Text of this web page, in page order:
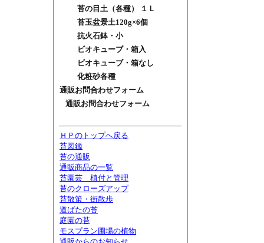
苔の目土（各種） １Ｌ
苔玉盆景土120g×6個
抗火石鉢・小
ビオキューブ・箱入
ビオキューブ・箱なし
化粧砂各種
通販お問合わせフォーム
通販お問合わせフォーム
ＨＰのトップへ戻る
苔図鑑
苔の通販
通販商品の一覧
苔園芸 植付と管理
苔のクローズアップ
苔散策・街散歩
道ばたの苔
庭園の苔
モスプラン圃場の植物